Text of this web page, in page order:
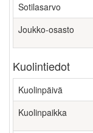
Sotilasarvo
Joukko-osasto
Kuolintiedot
Kuolinpäivä
Kuolinpaikka